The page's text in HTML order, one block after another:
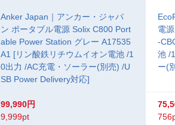
Anker Japan｜アンカー・ジャパ
ン ポータブル電源 Solix C800 Port
able Power Station グレー A17535
A1 [リン酸鉄リチウムイオン電池 /1
0出力 /AC充電・ソーラー(別売) /U
SB Power Delivery対応]
99,990円
9,999pt
電
-
池 /
ー(